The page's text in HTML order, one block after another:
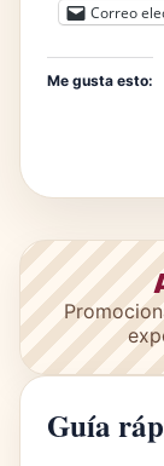
Correo
Me gusta esto:
Guía